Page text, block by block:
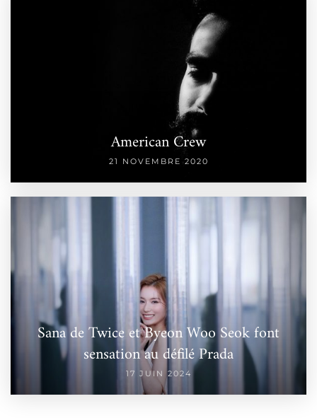
American Crew
21 NOVEMBRE 2020
Sana de Twice et Byeon Woo Seok font
sensation au défilé Prada
17 JUIN 2024